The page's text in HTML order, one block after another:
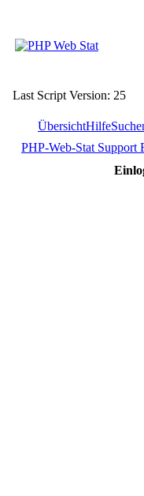
Last Script Version: 25
ÜbersichtHilfe
PHP-Web-Stat Support